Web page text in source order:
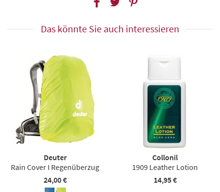
Das könnte Sie auch interessieren
Deuter
Rain Cover I Regenüberzug
24,00 €
Collonil
1909 Leather Lotion
14,95 €